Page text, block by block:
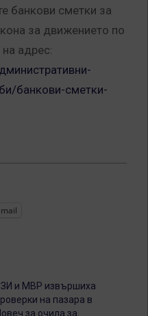
банкови сметки за
за движението по
адрес:
банкови-сметки-
и МВР извършиха
на пазара в
за очила за